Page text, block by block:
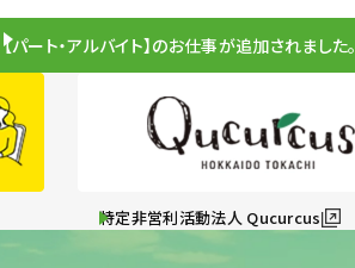
【パート・アルバイト】のお仕事が追加されました。
特定非営利活動法人 Qucurcus